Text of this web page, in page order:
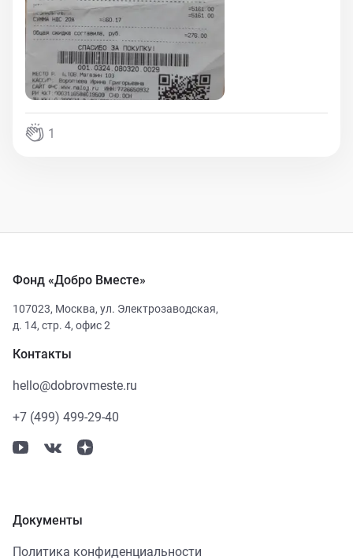
1
Фонд «Добро Вместе»
107023, Москва, ул. Электрозаводская,
д. 14, стр. 4, офис 2
Контакты
hello@dobrovmeste.ru
+7 (499) 499-29-40
Документы
Политика конфиденциальности